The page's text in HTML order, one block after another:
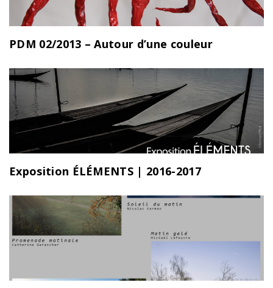
PDM 02/2013 – Autour d’une couleur
Exposition ÉLÉMENTS | 2016-2017